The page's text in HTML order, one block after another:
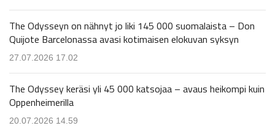
The Odysseyn on nähnyt jo liki 145 000 suomalaista – Don
Quijote Barcelonassa avasi kotimaisen elokuvan syksyn
27.07.2026 17.02
The Odyssey keräsi yli 45 000 katsojaa – avaus heikompi kuin
Oppenheimerilla
20.07.2026 14.59